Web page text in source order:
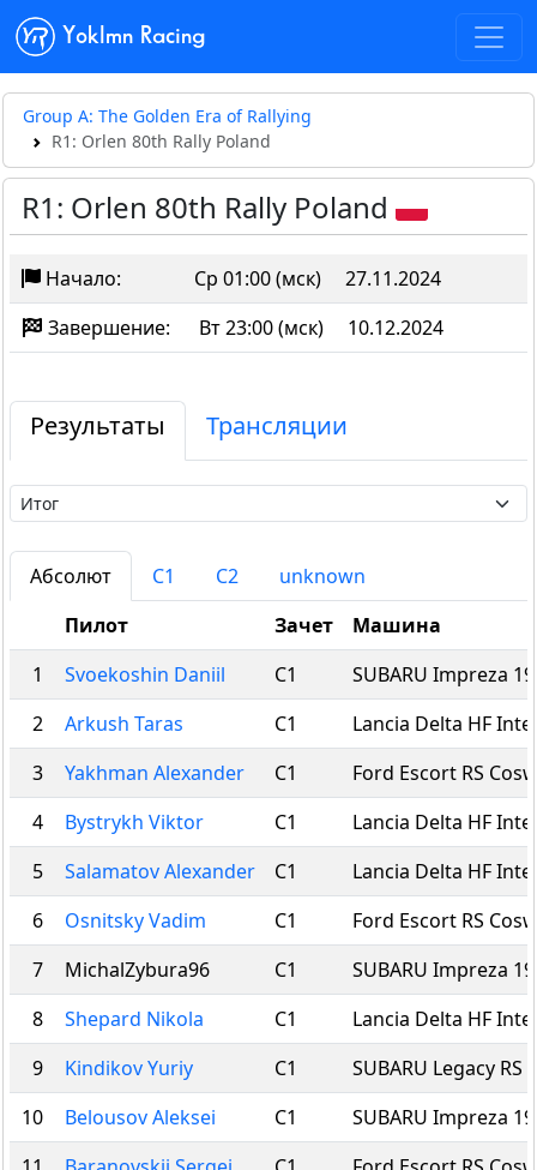
Yoklmn Racing
Group A: The Golden Era of Rallying
R1: Orlen 80th Rally Poland
R1: Orlen 80th Rally Poland
Начало: Ср 01:00 (мск)
27.11.2024
Завершение:
Вт 23:00 (мск) 10.12.2024
Результаты Трансляции
Абсолют C1 C2
unknown
Пилот
Зачет
Машина
1
Svoekoshin Daniil C1
SUBARU Impreza
2
Arkush Taras C1
Lancia Delta HF
3
Yakhman Alexander C1
Ford Escort RS
4
Bystrykh Viktor C1
Lancia Delta HF
5
Salamatov Alexander C1
Lancia Delta HF
6
Osnitsky Vadim C1
Ford Escort RS
7
MichalZybura96 C1
SUBARU Impreza
8
Shepard Nikola C1
Lancia Delta HF
9
Kindikov Yuriy C1
SUBARU Legacy RS
10
Belousov Aleksei C1
SUBARU Impreza